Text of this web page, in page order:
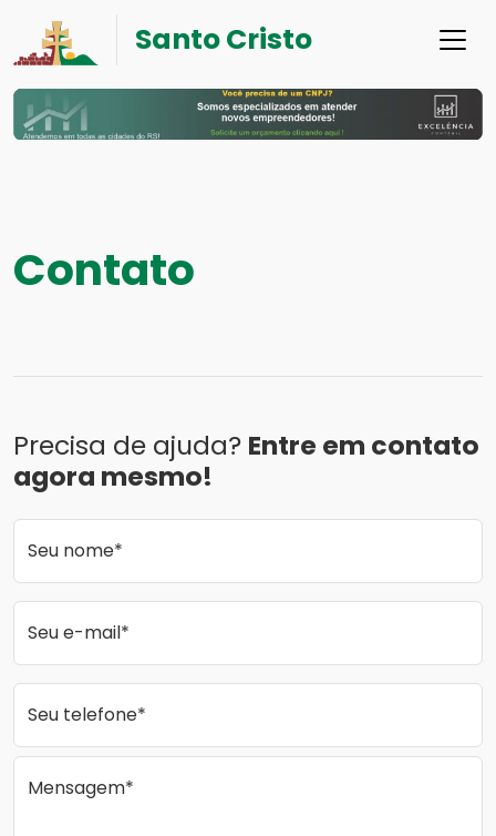
Santo Cristo
Contato
Precisa de ajuda? Entre em contato
agora mesmo!
Seu nome*
Seu e-mail*
Seu telefone*
Mensagem*